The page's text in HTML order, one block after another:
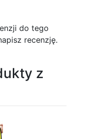
do tego
recenzję.
z